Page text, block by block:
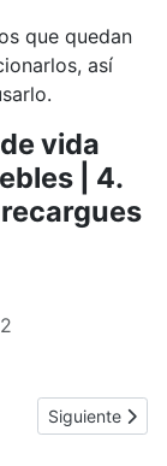
que quedan
así
vida
| 4.
de mujer?
Artículo
Siguiente